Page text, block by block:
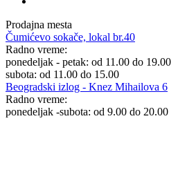
Prodajna mesta
Čumićevo sokače, lokal br.40
Radno vreme:
ponedeljak - petak: od 11.00 do 19.00
subota: od 11.00 do 15.00
Beogradski izlog - Knez Mihailova 6
Radno vreme:
ponedeljak -subota: od 9.00 do 20.00